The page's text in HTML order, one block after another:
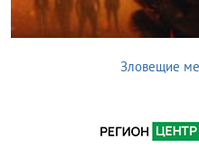
Зловещие